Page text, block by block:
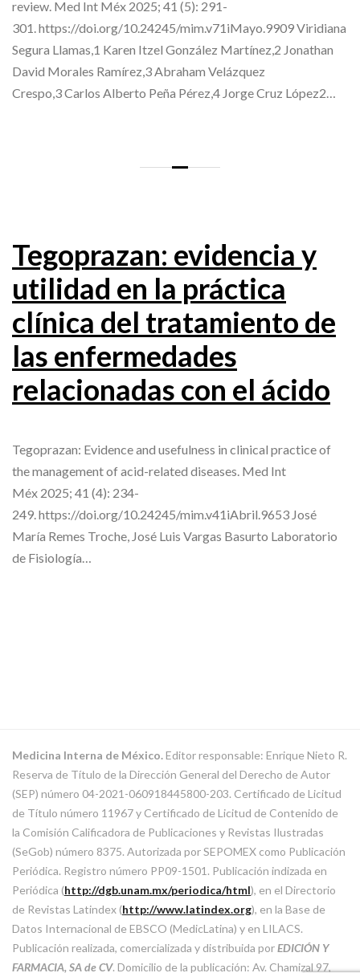
review. Med Int Méx 2025; 41 (5): 291-
301. https://doi.org/10.24245/mim.v71iMayo.9909 Viridiana
Segura Llamas,1 Karen Itzel González Martínez,2 Jonathan
David Morales Ramírez,3 Abraham Velázquez
Crespo,3 Carlos Alberto Peña Pérez,4 Jorge Cruz López2…
Tegoprazan: evidencia y
utilidad en la práctica
clínica del tratamiento de
las enfermedades
relacionadas con el ácido
Tegoprazan: Evidence and usefulness in clinical practice of
the management of acid-related diseases. Med Int
Méx 2025; 41 (4): 234-
249. https://doi.org/10.24245/mim.v41iAbril.9653 José
María Remes Troche, José Luis Vargas Basurto Laboratorio
de Fisiología…
Medicina Interna de México.Editor responsable: Enrique Nieto R.
Reserva de Título de la Dirección General del Derecho de Autor
(SEP) número 04-2021-060918445800-203. Certificado de Licitud
de Título número 11967 y Certificado de Licitud de Contenido de
la Comisión Calificadora de Publicaciones y Revistas Ilustradas
(SeGob) número 8375. Autorizada por SEPOMEX como Publicación
Periódica. Registro número PP09-1501. Publicación indizada en
Periódica (http://dgb.unam.mx/periodica/html), en el Directorio
de Revistas Latindex (http://www.latindex.org), en la Base de
Datos Internacional de EBSCO (MedicLatina) y en LILACS.
Publicación realizada, comercializada y distribuida porEDICIÓN Y
FARMACIA, SA de CV. Domicilio de la publicación: Av. Chamizal 97,